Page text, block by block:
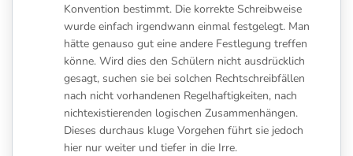
Konvention bestimmt. Die korrekte Schreibweise
wurde einfach irgendwann einmal festgelegt. Man
hätte genauso gut eine andere Festlegung treffen
könne. Wird dies den Schülern nicht ausdrücklich
gesagt, suchen sie bei solchen Rechtschreibfällen
nach nicht vorhandenen Regelhaftigkeiten, nach
nichtexistierenden logischen Zusammenhängen.
Dieses durchaus kluge Vorgehen führt sie jedoch
hier nur weiter und tiefer in die Irre.